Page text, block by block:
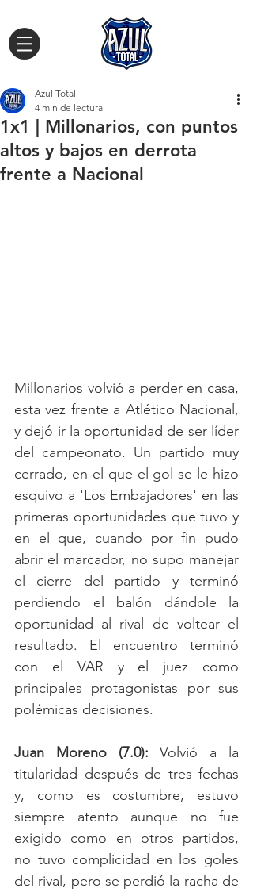
1x1 | Millonarios, con puntos
altos y bajos en derrota
frente a Nacional
Azul Total
4 min de lectura
Millonarios volvió a perder en casa,
esta vez frente a Atlético Nacional,
y dejó ir la oportunidad de ser líder
del campeonato. Un partido muy
cerrado, en el que el gol se le hizo
esquivo a 'Los Embajadores' en las
primeras oportunidades que tuvo y
en el que, cuando por fin pudo
abrir el marcador, no supo manejar
el cierre del partido y terminó
perdiendo el balón dándole la
oportunidad al rival de voltear el
resultado. El encuentro terminó
con el VAR y el juez como
principales protagonistas por sus
polémicas decisiones.
Juan Moreno (7.0): Volvió a la
titularidad después de tres fechas
y, como es costumbre, estuvo
siempre atento aunque no fue
exigido como en otros partidos,
no tuvo complicidad en los goles
del rival, pero se perdió la racha de